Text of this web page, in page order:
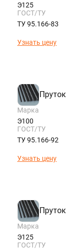
Э125
ГОСТ/ТУ
ТУ 95.166-83
Узнать цену
Марка
Э100
ГОСТ/ТУ
ТУ 95.166-92
Узнать цену
Марка
Э125
ГОСТ/ТУ